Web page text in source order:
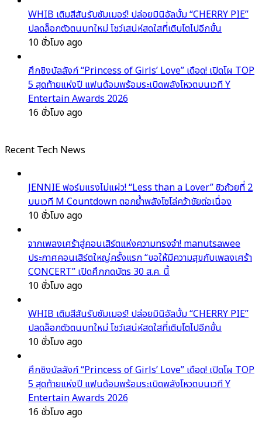
WHIB เติมสีสันรับซัมเมอร์! ปล่อยมินิอัลบั้ม “CHERRY PIE”
ปลดล็อกตัวตนบทใหม่ โชว์เสน่ห์สดใสที่เติบโตไปอีกขั้น
10 ชั่วโมง ago
ศึกชิงบัลลังก์ “Princess of Girls’ Love” เดือด! เปิดโผ TOP
5 สุดท้ายแห่งปี แฟนด้อมพร้อมระเบิดพลังโหวตบนเวที Y
Entertain Awards 2026
16 ชั่วโมง ago
Recent Tech News
JENNIE ฟอร์มแรงไม่แผ่ว! “Less than a Lover” ซิวถ้วยที่ 2
บนเวที M Countdown ตอกย้ำพลังโซโล่คว้าชัยต่อเนื่อง
10 ชั่วโมง ago
จากเพลงเศร้าสู่คอนเสิร์ตแห่งความทรงจำ! manutsawee
ประกาศคอนเสิร์ตใหญ่ครั้งแรก “ขอให้มีความสุขกับเพลงเศร้า
CONCERT” เปิดศึกกดบัตร 30 ส.ค. นี้
10 ชั่วโมง ago
WHIB เติมสีสันรับซัมเมอร์! ปล่อยมินิอัลบั้ม “CHERRY PIE”
ปลดล็อกตัวตนบทใหม่ โชว์เสน่ห์สดใสที่เติบโตไปอีกขั้น
10 ชั่วโมง ago
ศึกชิงบัลลังก์ “Princess of Girls’ Love” เดือด! เปิดโผ TOP
5 สุดท้ายแห่งปี แฟนด้อมพร้อมระเบิดพลังโหวตบนเวที Y
Entertain Awards 2026
16 ชั่วโมง ago